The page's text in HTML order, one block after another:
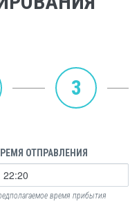
3
ОТПРАВЛЕНИЯ
время прибытия